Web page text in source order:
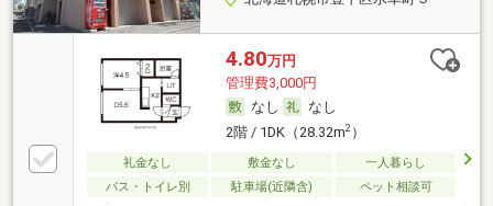
4.80万円
管理費3,000円
なし
なし
2階 / 1DK（28.32m2）
礼金なし 敷金なし
一人暮らし
バス・トイレ別
駐車場(近隣含) ペット相談可